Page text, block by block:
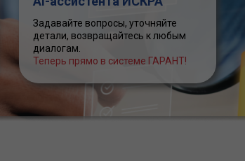
Задавайте вопросы, уточняйте
детали, возвращайтесь к любым
диалогам.
Теперь прямо в системе ГАРАНТ!